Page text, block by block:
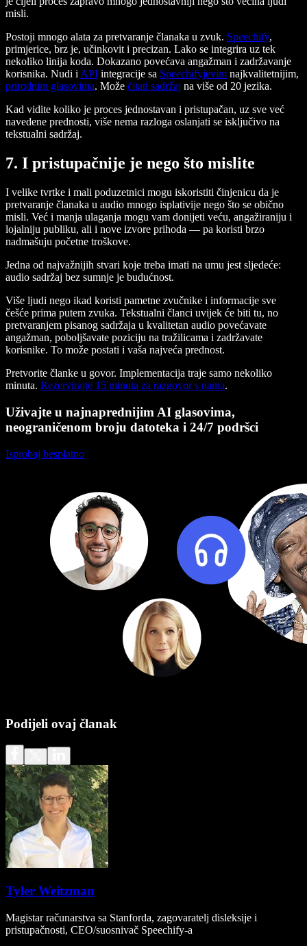
misli.
Postoji mnogo alata za pretvaranje članaka u zvuk. Speechify,
primjerice, brz je, učinkovit i precizan. Lako se integrira uz tek
nekoliko linija koda. Dokazano povećava angažman i zadržavanje
korisnika. Nudi iAPI integracije sa Speechifyjevim najkvalitetnijim,
prirodnim glasovima. Može čitati sadržaj na više od 20 jezika.
Kad vidite koliko je proces jednostavan i pristupačan, uz sve već
navedene prednosti, više nema razloga oslanjati se isključivo na
tekstualni sadržaj.
7. I pristupačnije je nego što mislite
I velike tvrtke i mali poduzetnici mogu iskoristiti činjenicu da je
pretvaranje članaka u audio mnogo isplativije nego što se obično
misli. Već i manja ulaganja mogu vam donijeti veću, angažiraniju i
lojalniju publiku, ali i nove izvore prihoda — pa koristi brzo
nadmašuju početne troškove.
Jedna od najvažnijih stvari koje treba imati na umu jest sljedeće:
audio sadržaj bez sumnje je budućnost.
Više ljudi nego ikad koristi pametne zvučnike i informacije sve
češće prima putem zvuka. Tekstualni članci uvijek će biti tu, no
pretvaranjem pisanog sadržaja u kvalitetan audio povećavate
angažman, poboljšavate poziciju na tražilicama i zadržavate
korisnike. To može postati i vaša najveća prednost.
Pretvorite članke u govor. Implementacija traje samo nekoliko
minuta. Rezervirajte 15 minuta za razgovor s nama.
Uživajte u najnaprednijim AI glasovima,
neograničenom broju datoteka i 24/7 podršci
Isprobaj besplatno
Podijeli ovaj članak
Tyler Weitzman
Magistar računarstva sa Stanforda, zagovaratelj disleksije i
pristupačnosti, CEO/suosnivač Speechify-a